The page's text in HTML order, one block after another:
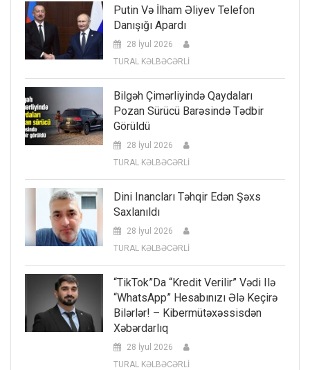
Putin Və İlham Əliyev Telefon
Danışığı Apardı
28 İyul 2026
TURAL KƏLBƏCƏRLİ
Bilgəh Çimərliyində Qaydaları
Pozan Sürücü Barəsində Tədbir
Görüldü
28 İyul 2026
TURAL KƏLBƏCƏRLİ
Dini Inancları Təhqir Edən Şəxs
Saxlanıldı
28 İyul 2026
TURAL KƏLBƏCƏRLİ
“TikTok”da “kredit Verilir” Vədi Ilə
“WhatsApp” Hesabınızı Ələ Keçirə
Bilərlər! – Kibermütəxəssisdən
Xəbərdarlıq
28 İyul 2026
TURAL KƏLBƏCƏRLİ